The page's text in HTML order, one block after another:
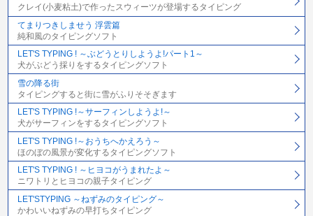
クレイ(小麦粘土)で作ったスウィーツが登場するタイピング
てまりつきしませう 浮雲篇
純和風のタイピングソフト
LET'S TYPING ! ～ぶどうとりしようよ!パート1～
犬がぶどう採りをするタイピングソフト
雪の降る街
タイピングすると街に雪がふりそそぎます
LET'S TYPING !～サーフィンしようよ!～
犬がサーフィンをするタイピングソフト
LET'S TYPING !～おうちへかえろう～
ほのぼの風景が変化するタイピングソフト
LET'S TYPING ! ～ヒヨコがうまれたよ～
ニワトリとヒヨコの親子タイピング
LET'STYPING ～ねずみのタイピング～
かわいいねずみの早打ちタイピング